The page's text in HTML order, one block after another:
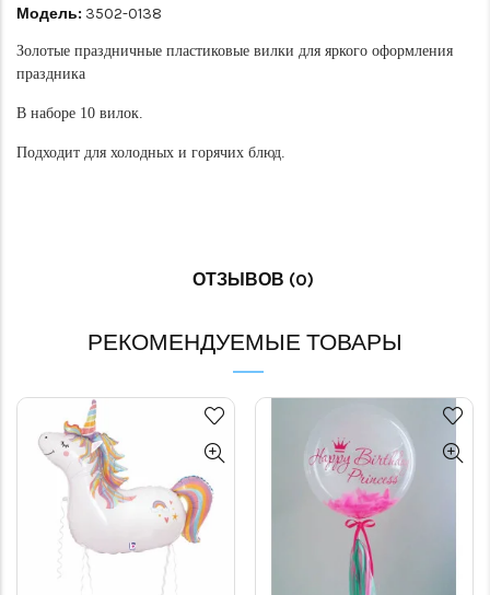
Модель: 3502-0138
Золотые праздничные пластиковые вилки для яркого оформления
праздника
В наборе 10 вилок.
Подходит для холодных и горячих блюд.
ОТЗЫВОВ (0)
РЕКОМЕНДУЕМЫЕ ТОВАРЫ